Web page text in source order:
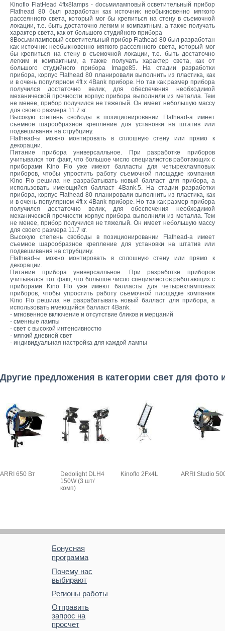
Kinoflo FlatHead 4ftx8lamps - dосьмиламповый осветительный прибор
Flathead 80 был разработан как источник необыкновенно мягкого
рассеянного света, который мог бы крепиться на стену в съемочной
локации, т.е. быть достаточно легким и компактным, а также получать
характер света, как от большого студийного прибора
8Восьмиламповый осветительный прибор Flathead 80 был разработан
как источник необыкновенно мягкого рассеянного света, который мог
бы крепиться на стену в съемочной локации, т.е. быть достаточно
легким и компактным, а также получать характер света, как от
большого студийного прибора Image85. На стадии разработки
прибора, корпус Flathead 80 планировали выполнить из пластика, как
и в очень популярном 4ft x 4Bank приборе. Но так как размер прибора
получился достаточно велик, для обеспечения необходимой
механической прочности корпус прибора выполнили из металла. Тем
не менее, прибор получился не тяжелый. Он имеет небольшую массу
для своего размера 11.7 кг.
Высокую степень свободы в позиционировании Flathead-а имеет
съемное шарообразное крепление для установки на штатив или
подвешивания на струбцину.
Flathead-ы можно монтировать в сплошную стену или прямо к
декорации.
Питание прибора универсалльное. При разработке приборов
учитывался тот факт, что большое число специалистов работающих с
приборами Kino Flo уже имеют балласты для четырехламповых
приборов, чтобы упростить работу съемочной площадке компания
Kino Flo решила не разрабатывать новый балласт для прибора, а
использовать имеющийся балласт 4Bank.5. На стадии разработки
прибора, корпус Flathead 80 планировали выполнить из пластика, как
и в очень популярном 4ft x 4Bank приборе. Но так как размер прибора
получился достаточно велик, для обеспечения необходимой
механической прочности корпус прибора выполнили из металла. Тем
не менее, прибор получился не тяжелый. Он имеет небольшую массу
для своего размера 11.7 кг.
Высокую степень свободы в позиционировании Flathead-а имеет
съемное шарообразное крепление для установки на штатив или
подвешивания на струбцину.
Flathead-ы можно монтировать в сплошную стену или прямо к
декорации.
Питание прибора универсалльное. При разработке приборов
учитывался тот факт, что большое число специалистов работающих с
приборами Kino Flo уже имеют балласты для четырехламповых
приборов, чтобы упростить работу съемочной площадке компания
Kino Flo решила не разрабатывать новый балласт для прибора, а
использовать имеющийся балласт 4Bank.
- мгновенное включение и отсутствие бликов и мерцаний
- сменные лампы
- свет с высокой интенсивностю
- мягкий дневной свет
- индивидуальная настройка для каждой лампы
Другие предложения в категории свет для фото
ARRI 650 Вт
Dedolight DLH4
150W (3 шт/
комп)
Kinoflo 2Fx4L ARRI Studio
Бонусная
программа
Почему нас
выбирают
Регионы работы
Отправить
запрос на
просчет